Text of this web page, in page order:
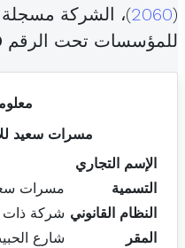
(
2060)، الشركة
للمؤسسات تحت الرقم
مسرات سعيد
الإسم التجاري
التسمية
مسرات
النظام القانوني شركة ذات
المقر
شارع الحبيب